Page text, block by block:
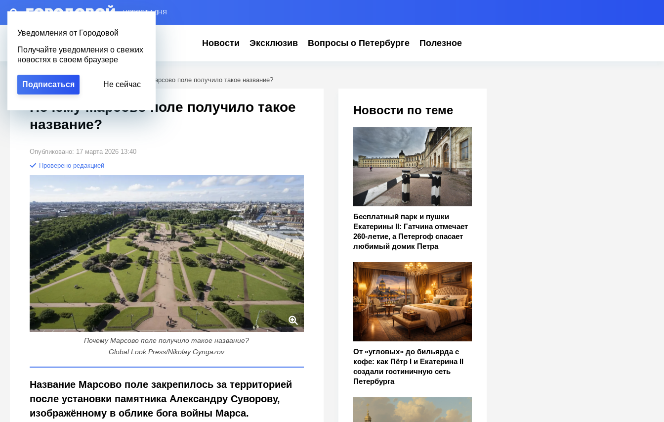
– НОВОСТИ ДНЯ
Уведомления от Городовой
Получайте уведомления о свежих
новостях в своем браузере
Подписаться Не сейчас
Новости Эксклюзив Вопросы о Петербурге Полезное
Городовой Вопросы о Петербурге Почему Марсово поле получило такое название?
Новости по теме
Бесплатный парк и пушки
Екатерины II: Гатчина отмечает
260-летие, а Петергоф спасает
любимый домик Петра
От «угловых» до бильярда с
кофе: как Пётр I и Екатерина II
создали гостиничную сеть
Петербурга
Почему Марсово поле получило такое
название?
Опубликовано: 17 марта 2026 13:40
Проверено редакцией
Почему Марсово поле получило такое название?
Global Look Press/Nikolay Gyngazov
Название Марсово поле закрепилось за территорией
после установки памятника Александру Суворову,
изображённому в облике бога войны Марса.